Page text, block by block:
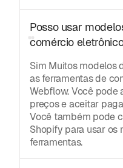
Posso usar
comércio
Sim Muitos modelos
as ferramentas de
Webflow. Você
preços e aceitar
Você também pode
Shopify para usar os
ferramentas.